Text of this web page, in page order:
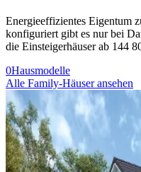
Energieeffizientes Eigentum
konfiguriert gibt es nur bei
die Einsteigerhäuser ab 144
0Hausmodelle
Alle Family-Häuser ansehen